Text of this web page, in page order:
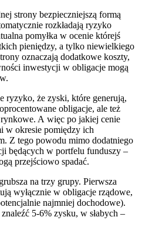
strony bezpieczniejszą formą
rozkładają ryzyko
pomyłka w ocenie którejś
pieniędzy, a tylko niewielkiego
oznaczają dodatkowe koszty,
inwestycji w obligacje mogą
ryzyko, że zyski, które generują,
obligacje, ale też
A więc po jakiej cenie
w okresie pomiędzy ich
Z tego powodu mimo dodatniego
będących w portfelu funduszy –
przejściowo spadać.
na trzy grupy. Pierwsza
wyłącznie w obligacje rządowe,
najmniej dochodowe).
5-6% zysku, w słabych –